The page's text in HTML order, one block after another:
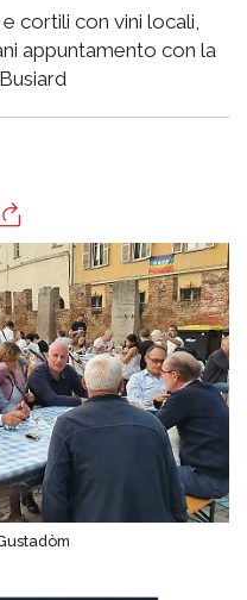
cortili con vini locali,
appuntamento con la